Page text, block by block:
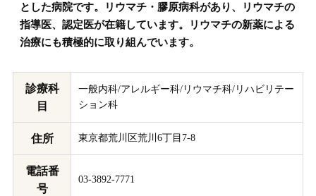
とした病院です。リウマチ・膠原病科があり、リウマチの
指導医、認定医が在籍しています。リウマチの新薬による
治療にも積極的に取り組んでいます。
診療科
目
一般内科/アレルギー科/リウマチ科/リハビリテー
ション科
住所 東京都荒川区荒川6丁目7-8
電話番
号
03-3892-7771